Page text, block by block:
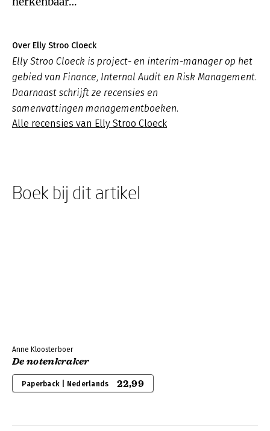
Over Elly Stroo Cloeck
Elly Stroo Cloeck is project- en interim-manager op het
gebied van Finance, Internal Audit en Risk Management.
Daarnaast schrijft ze recensies en
samenvattingen managementboeken.
Alle recensies van Elly Stroo Cloeck
Boek bij dit artikel
Anne Kloosterboer
De notenkraker
Paperback | Nederlands 22,99